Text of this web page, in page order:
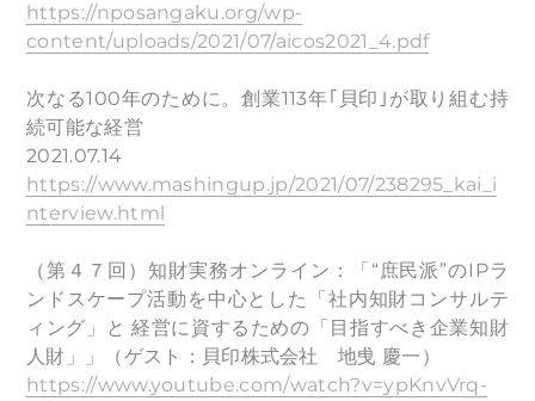
https://nposangaku.org/wp-
content/uploads/2021/07/aicos2021_4.pdf
次なる100年のために。創業113年｢貝印｣が取り組む持
続可能な経営
2021.07.14
https://www.mashingup.jp/2021/07/238295_kai_i
nterview.html
（第４７回）知財実務オンライン：「“庶民派”のIPラ
ンドスケープ活動を中心とした「社内知財コンサルテ
ィング」と 経営に資するための「目指すべき企業知財
人財」」（ゲスト：貝印株式会社 地曵 慶一）
https://www.youtube.com/watch?v=ypKnvVrq-